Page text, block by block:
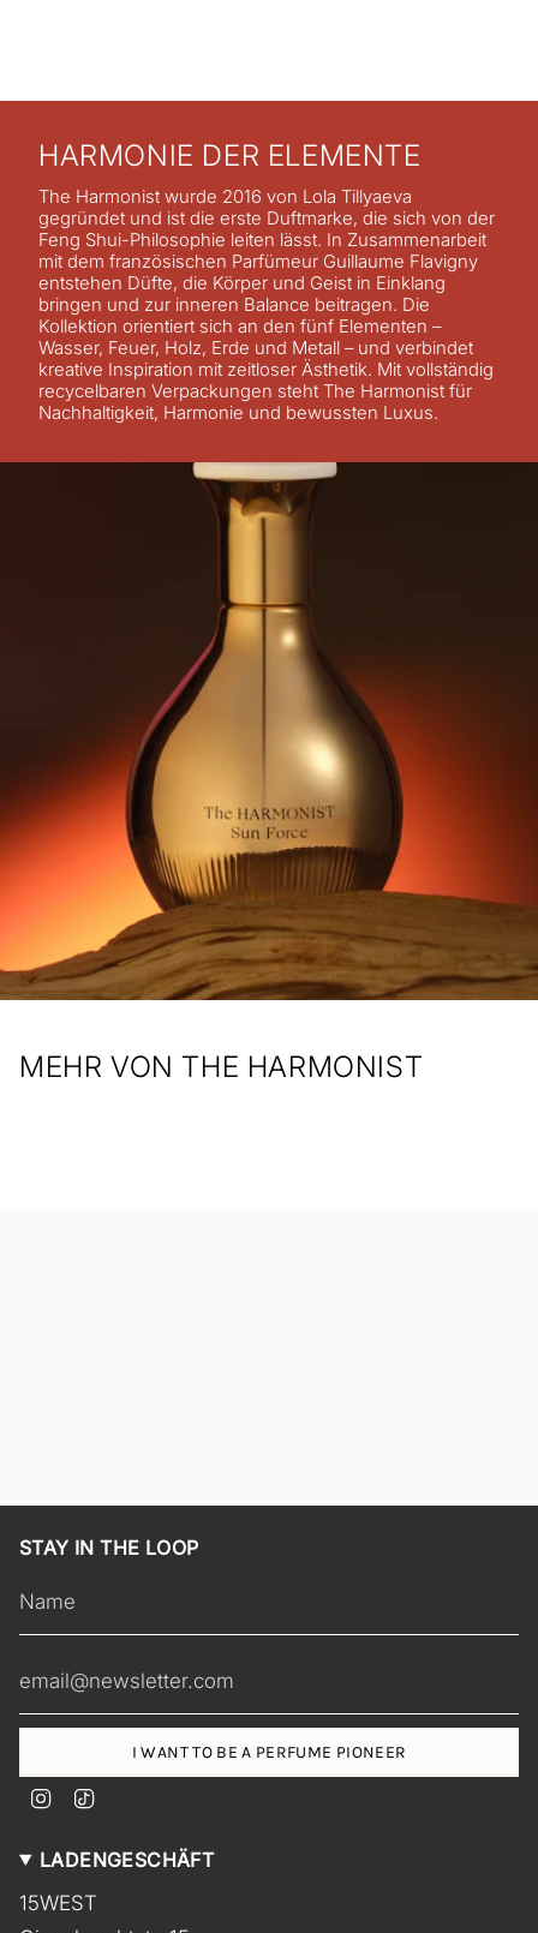
HARMONIE DER ELEMENTE
The Harmonist wurde 2016 von Lola Tillyaeva
gegründet und ist die erste Duftmarke, die sich von der
Feng Shui-Philosophie leiten lässt. In Zusammenarbeit
mit dem französischen Parfümeur Guillaume Flavigny
entstehen Düfte, die Körper und Geist in Einklang
bringen und zur inneren Balance beitragen. Die
Kollektion orientiert sich an den fünf Elementen –
Wasser, Feuer, Holz, Erde und Metall – und verbindet
kreative Inspiration mit zeitloser Ästhetik. Mit vollständig
recycelbaren Verpackungen steht The Harmonist für
Nachhaltigkeit, Harmonie und bewussten Luxus.
MEHR VON THE HARMONIST
STAY IN THE LOOP
I WANT TO BE A PERFUME PIONEER
t
g
T
k
LADENGESCHÄFT
15WEST